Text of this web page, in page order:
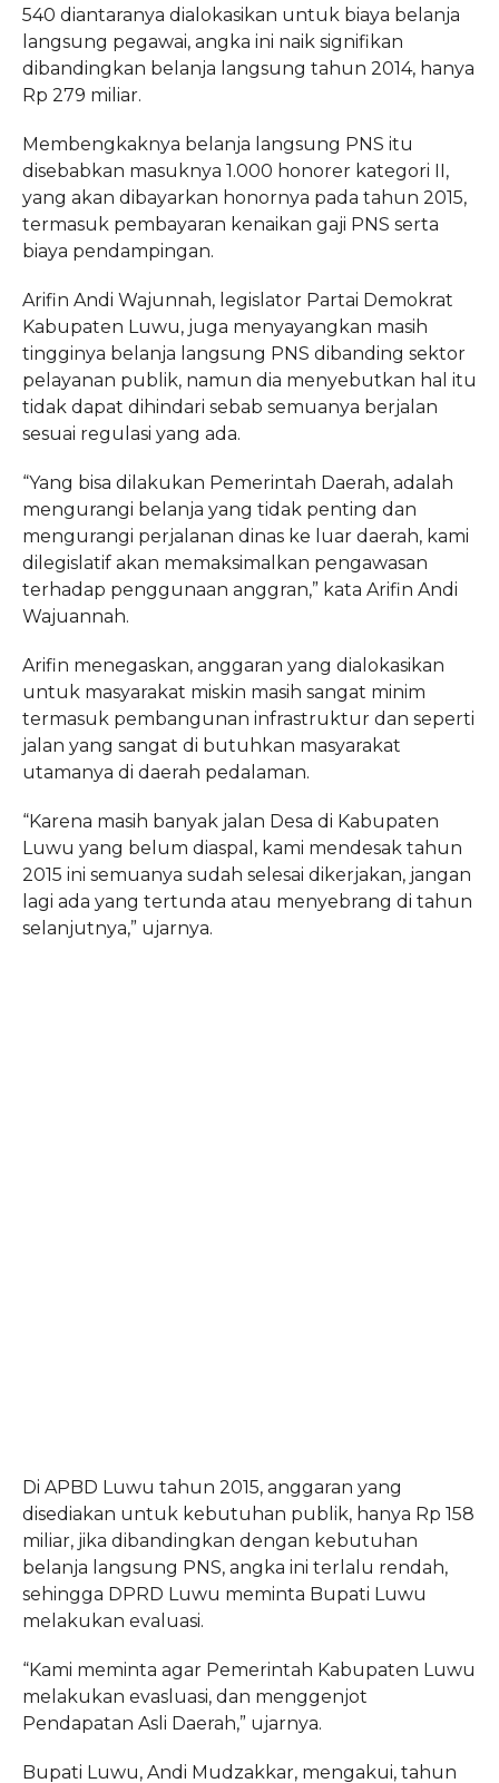
540 diantaranya dialokasikan untuk biaya belanja
langsung pegawai, angka ini naik signifikan
dibandingkan belanja langsung tahun 2014, hanya
Rp 279 miliar.
Membengkaknya belanja langsung PNS itu
disebabkan masuknya 1.000 honorer kategori II,
yang akan dibayarkan honornya pada tahun 2015,
termasuk pembayaran kenaikan gaji PNS serta
biaya pendampingan.
Arifin Andi Wajunnah, legislator Partai Demokrat
Kabupaten Luwu, juga menyayangkan masih
tingginya belanja langsung PNS dibanding sektor
pelayanan publik, namun dia menyebutkan hal itu
tidak dapat dihindari sebab semuanya berjalan
sesuai regulasi yang ada.
“Yang bisa dilakukan Pemerintah Daerah, adalah
mengurangi belanja yang tidak penting dan
mengurangi perjalanan dinas ke luar daerah, kami
dilegislatif akan memaksimalkan pengawasan
terhadap penggunaan anggran,” kata Arifin Andi
Wajuannah.
Arifin menegaskan, anggaran yang dialokasikan
untuk masyarakat miskin masih sangat minim
termasuk pembangunan infrastruktur dan seperti
jalan yang sangat di butuhkan masyarakat
utamanya di daerah pedalaman.
“Karena masih banyak jalan Desa di Kabupaten
Luwu yang belum diaspal, kami mendesak tahun
2015 ini semuanya sudah selesai dikerjakan, jangan
lagi ada yang tertunda atau menyebrang di tahun
selanjutnya,” ujarnya.
Di APBD Luwu tahun 2015, anggaran yang
disediakan untuk kebutuhan publik, hanya Rp 158
miliar, jika dibandingkan dengan kebutuhan
belanja langsung PNS, angka ini terlalu rendah,
sehingga DPRD Luwu meminta Bupati Luwu
melakukan evaluasi.
“Kami meminta agar Pemerintah Kabupaten Luwu
melakukan evasluasi, dan menggenjot
Pendapatan Asli Daerah,” ujarnya.
Bupati Luwu, Andi Mudzakkar, mengakui, tahun